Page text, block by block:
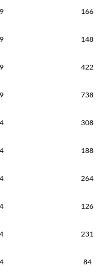
166
148
422
738
308
188
264
126
231
84